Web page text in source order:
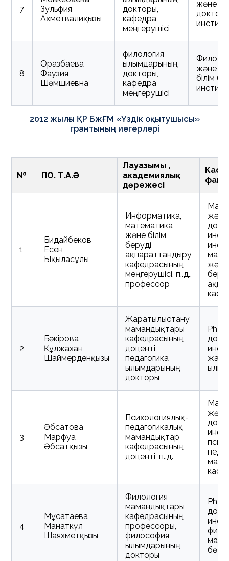
7
Зульфия
Ахметвалиқызы
докторы,
кафедра
меңгерушісі
және
8
Оразбаева
Фаузия
Шәмшиевна
филология
ғылымдарының
докторы,
кафедра
меңгерушісі
және
білім
2012 жылғы ҚР БжҒМ «Үздік оқытушысы»
грантының иегерлері
№ ПОҚ. Т.А.Ә
Лауазымы ,
академиялық
дәрежесі
1
Бидайбеков
Есен
Ықыласұлы
Информатика,
математика
және білім
беруді
ақпараттандыру
кафедрасының
меңгерушісі, п.ғ.д.,
профессор
және
2
Бәкірова
Құлжахан
Шаймерденқызы
Жаратылыстану
мамандықтары
кафедрасының
доценті,
педагогика
ғылымдарының
докторы
PhD
3
Әбсатова
Марфуға
Әбсатқызы
Психологиялық-
педагогикалық
мамандықтар
кафедрасының
доценті, п.ғ.д.
4
Мұсатаева
Манаткүл
Шаяхметқызы
Филология
мамандықтары
кафедрасының
профессоры,
философия
ғылымдарының
докторы
PhD